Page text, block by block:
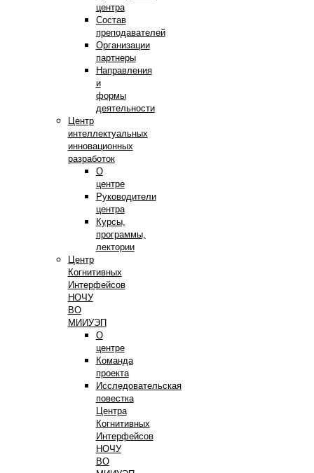
центра
Состав
преподавателей
Организации
партнеры
Направления
и
формы
деятельности
Центр
интеллектуальных
инновационных
разработок
О
центре
Руководители
центра
Курсы,
программы,
лектории
Центр
Когнитивных
Интерфейсов
НОЧУ
ВО
МИИУЭП
О
центре
Команда
проекта
Исследовательская
повестка
Центра
Когнитивных
Интерфейсов
НОЧУ
ВО